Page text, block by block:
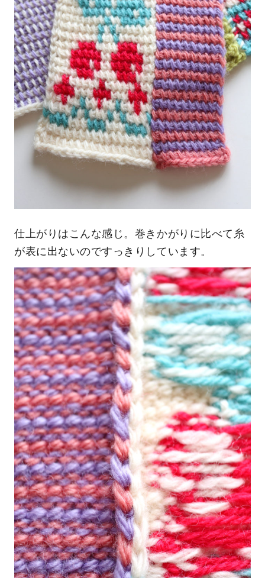
仕上がりはこんな感じ。巻きかがりに比べて糸
が表に出ないのですっきりしています。